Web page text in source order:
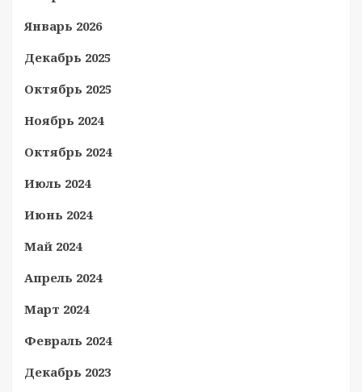
Январь 2026
Декабрь 2025
Октябрь 2025
Ноябрь 2024
Октябрь 2024
Июль 2024
Июнь 2024
Май 2024
Апрель 2024
Март 2024
Февраль 2024
Декабрь 2023